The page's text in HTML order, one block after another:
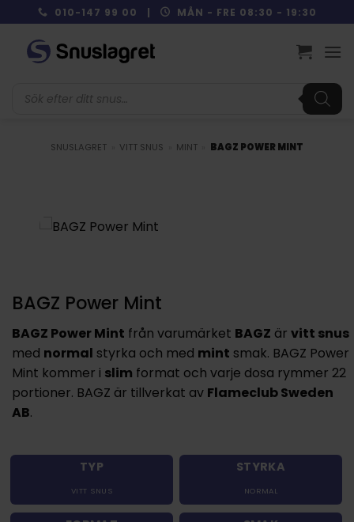
to
content
010-147 99 00 | MÅN - FRE 08:30 - 19:30
SNUSLAGRET VITT SNUS MINT BAGZ POWER MINT
BAGZ Power Mint
BAGZ Power Mint från varumärket BAGZ är vitt snus
med normal styrka och med mint smak. BAGZ Power
Mint kommer i slim format och varje dosa rymmer 22
portioner. BAGZ är tillverkat av Flameclub Sweden
AB.
TYP
VITT SNUS
STYRKA
NORMAL